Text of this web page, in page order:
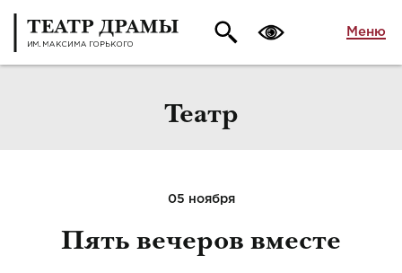
Меню
Театр
05 ноября
Пять вечеров вместе